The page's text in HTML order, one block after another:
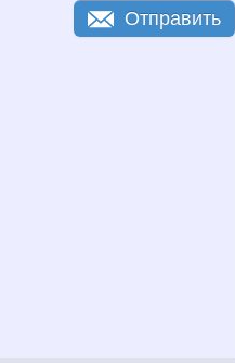
Отправить